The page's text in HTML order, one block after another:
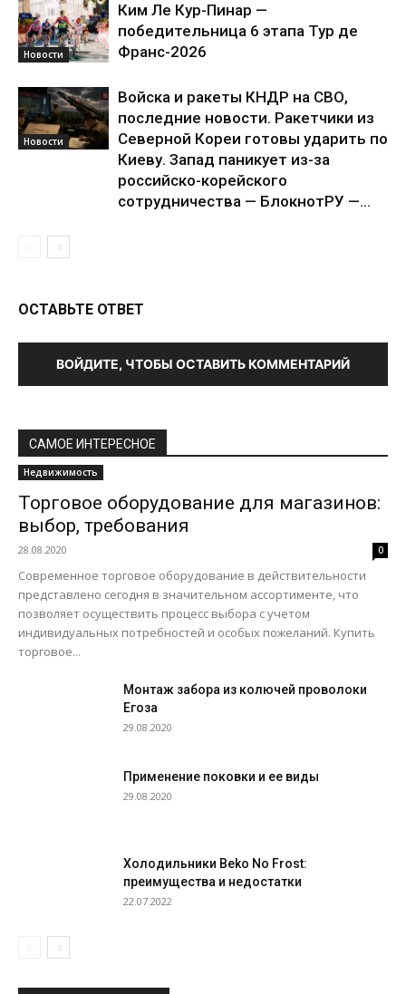
Новости
Ким Ле Кур-Пинар —
победительница 6 этапа Тур де
Франс-2026
Новости
Войска и ракеты КНДР на СВО,
последние новости. Ракетчики из
Северной Кореи готовы ударить по
Киеву. Запад паникует из-за
российско-корейского
сотрудничества — БлокнотРУ —...
ОСТАВЬТЕ ОТВЕТ
ВОЙДИТЕ, ЧТОБЫ ОСТАВИТЬ КОММЕНТАРИЙ
САМОЕ ИНТЕРЕСНОЕ
Недвижимость
Торговое оборудование для магазинов:
выбор, требования
28.08.2020 0
Современное торговое оборудование в действительности
представлено сегодня в значительном ассортименте, что
позволяет осуществить процесс выбора с учетом
индивидуальных потребностей и особых пожеланий. Купить
торговое...
Монтаж забора из колючей проволоки
Егоза
29.08.2020
Применение поковки и ее виды
29.08.2020
Холодильники Beko No Frost:
преимущества и недостатки
22.07.2022